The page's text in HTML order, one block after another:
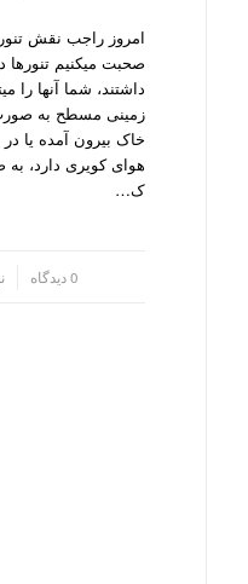
امروز راجب نقش
صحبت میکنیم تنورها
داشتند، شما آنها را
زمینی مسطح به
خاک بیرون آمده یا
هوای کویری دارد،
ک…
0 دیدگاه